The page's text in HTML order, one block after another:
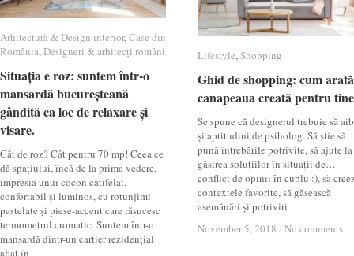
Arhitectură & Design interior,Case din
România,Designeri & arhitecți români
Situația e roz: suntem într-o
mansardă bucureșteană
gândită ca loc de relaxare și
visare.
Cât de roz? Cât pentru 70 mp! Ceea ce
dă spațiului, încă de la prima vedere,
impresia unui cocon catifelat,
confortabil și luminos, cu rotunjimi
pastelate și piese-accent care răsucesc
termometrul cromatic. Suntem într-o
mansardă dintr-un cartier rezidențial
aflat în
Arhitectură & Design interior Case din
România Designeri & arhitecți români
Situația e roz: suntem într-o
mansardă bucureșteană
gândită ca loc de relaxare și
visare.
Lifestyle,Shopping
Ghid de shopping: cum arată
canapeaua creată pentru
Se spune că designerul trebuie să
și aptitudini de psiholog. Să știe să
pună întrebările potrivite, să ajute la
găsirea soluțiilor în situații de…
conflict de opinii în cuplu :), să
contextele favorite, să găsească
asemănări și potriviri
November 5, 2018 / No comments
Lifestyle Shopping
Ghid de shopping: cum arată
canapeaua creată pentru
November 5, 2018 / No comments